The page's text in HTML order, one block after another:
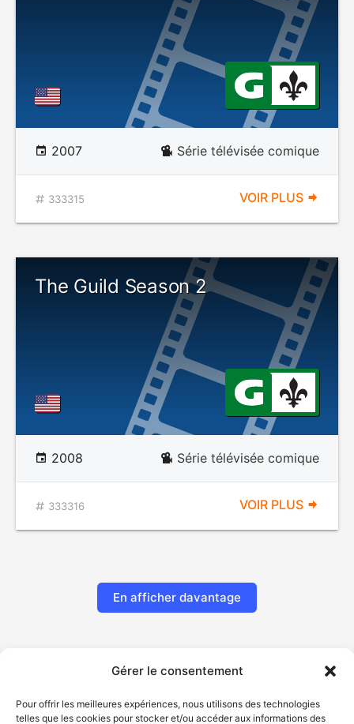
Gérer le consentement
Pour offrir les meilleures expériences, nous utilisons des technologies
telles que les cookies pour stocker et/ou accéder aux informations des
2007 Série télévisée comique
333315 VOIR PLUS
The Guild Season 2
2008 Série télévisée comique
333316 VOIR PLUS
En afficher davantage